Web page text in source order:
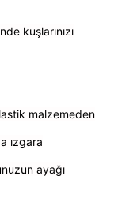
kuşlarınızı
malzemeden
ızgara
ayağı